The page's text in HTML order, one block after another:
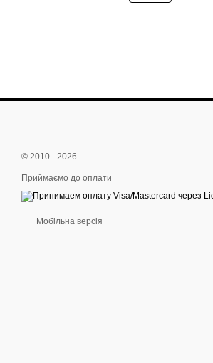
© 2010 - 2026
Приймаємо до оплати
Мобільна версія